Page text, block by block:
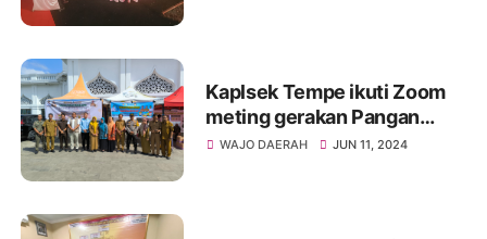
Kaplsek Tempe ikuti Zoom
meting gerakan Pangan
Murah
WAJO DAERAH JUN 11, 2024